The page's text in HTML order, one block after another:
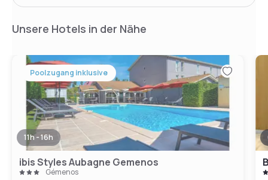
Unsere Hotels in der Nähe
Poolzugang inklusive
11h - 16h
ibis Styles Aubagne Gemenos
Gémenos